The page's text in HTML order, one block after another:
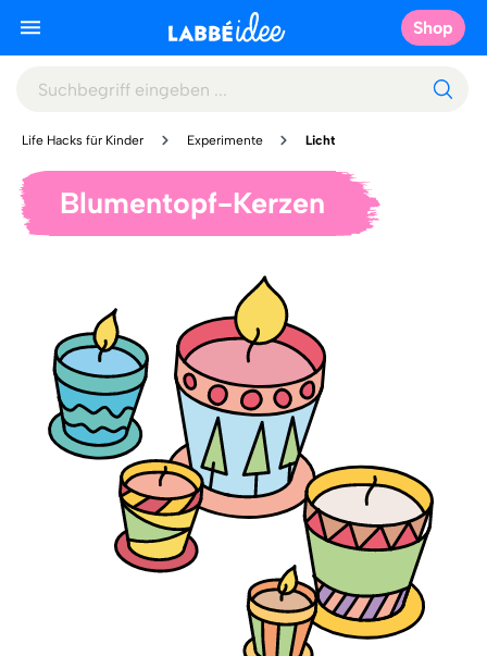
Shop
Life Hacks für Kinder Experimente Licht
Blumentopf-Kerzen